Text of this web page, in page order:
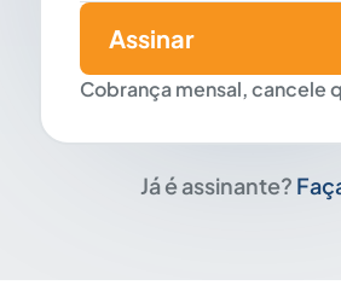
Cobrança mensal, cancele
Assinar
Já é assinante?